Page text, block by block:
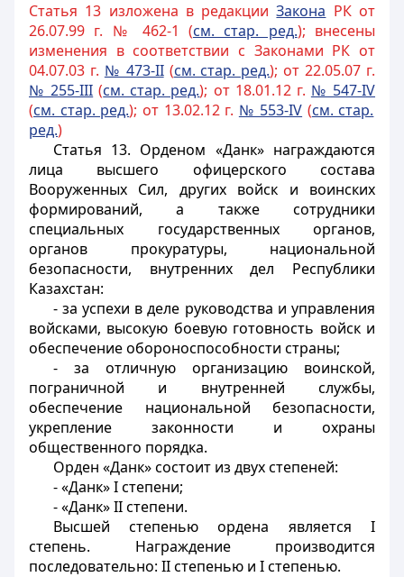
Статья 13 изложена в редакцииЗакона РК от
26.07.99 г. № 462-1 (см. стар. ред.); внесены
изменения в соответствии с Законами РК от
04.07.03 г. № 473-II(см. стар. ред.); от 22.05.07 г.
№ 255-III (см. стар. ред.); от 18.01.12 г. № 547-IV
(см. стар. ред.); от 13.02.12 г. № 553-IV (см. стар.
ред.)
Статья 13. Орденом «Данк» награждаются
лица высшего офицерского состава
Вооруженных Сил, других войск и воинских
формирований, а также сотрудники
специальных государственных органов,
органов прокуратуры, национальной
безопасности, внутренних дел Республики
Казахстан:
- за успехи в деле руководства и управления
войсками, высокую боевую готовность войск и
обеспечение обороноспособности страны;
- за отличную организацию воинской,
пограничной и внутренней службы,
обеспечение национальной безопасности,
укрепление законности и охраны
общественного порядка.
Орден «Данк» состоит из двух степеней:
- «Данк» I степени;
- «Данк» II степени.
Высшей степенью ордена является I
степень. Награждение производится
последовательно: II степенью и I степенью.